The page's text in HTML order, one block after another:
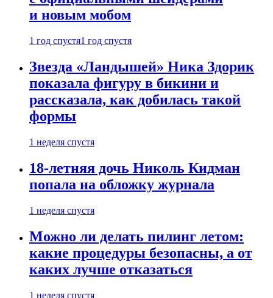
и новым мобом
1 год спустя1 год спустя
Звезда «Ландышей» Ника Здорик
показала фигуру в бикини и
рассказала, как добилась такой
формы
1 неделя спустя
18-летняя дочь Николь Кидман
попала на обложку журнала
1 неделя спустя
Можно ли делать пилинг летом:
какие процедуры безопасны, а от
каких лучше отказаться
1 неделя спустя